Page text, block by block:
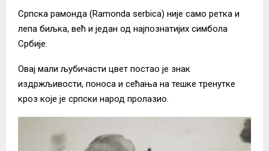
Српска рамонда (Ramonda serbica) није само ретка и
лепа биљка, већ и један од најпознатијих симбола
Србије.
Овај мали љубичасти цвет постао је знак
издржљивости, поноса и сећања на тешке тренутке
кроз које је српски народ пролазио.